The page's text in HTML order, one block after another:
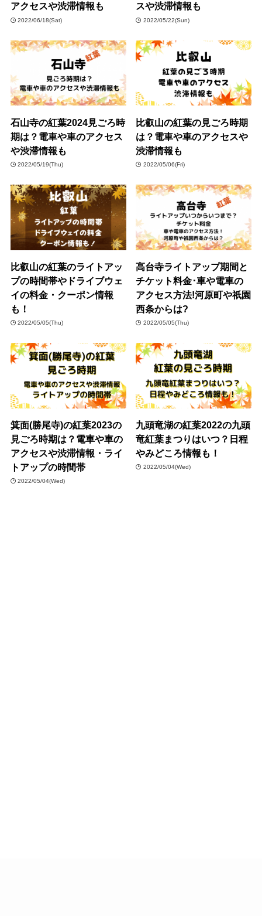
アクセスや渋滞情報も
2022/06/18(Sat)
スや渋滞情報も
2022/05/22(Sun)
石山寺の紅葉2024見ごろ時
期は？電車や車のアクセス
や渋滞情報も
2022/05/19(Thu)
比叡山の紅葉の見ごろ時期
は？電車や車のアクセスや
渋滞情報も
2022/05/06(Fri)
比叡山の紅葉のライトアッ
プの時間帯やドライブウェ
イの料金・クーポン情報
も！
2022/05/05(Thu)
高台寺ライトアップ期間と
チケット料金･車や電車の
アクセス方法!河原町や祇園
西条からは?
2022/05/05(Thu)
箕面(勝尾寺)の紅葉2023の
見ごろ時期は？電車や車の
アクセスや渋滞情報・ライ
トアップの時間帯
2022/05/04(Wed)
九頭竜湖の紅葉2022の九頭
竜紅葉まつりはいつ？日程
やみどころ情報も！
2022/05/04(Wed)